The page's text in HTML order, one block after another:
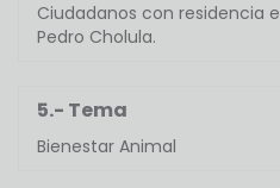
Ciudadanos con residencia
Pedro Cholula.
5.- Tema
Bienestar Animal